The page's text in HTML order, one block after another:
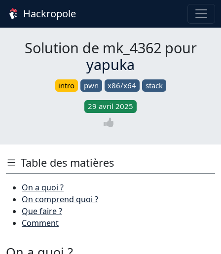
Hackropole
Solution de mk_4362 pour
yapuka
intro pwn x86/x64 stack
29 avril 2025
Table des matières
On a quoi ?
On comprend quoi ?
Que faire ?
Comment